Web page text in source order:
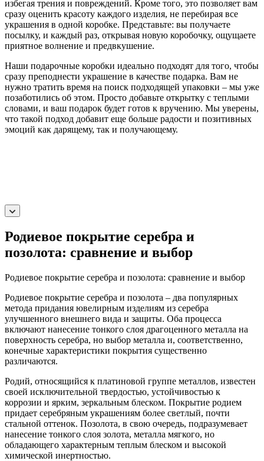
избегая трения и повреждений. Кроме того, это позволяет вам
сразу оценить красоту каждого изделия, не перебирая все
украшения в одной коробке. Представьте: вы получаете
посылку, и каждый раз, открывая новую коробочку, ощущаете
приятное волнение и предвкушение.
Наши подарочные коробки идеально подходят для того, чтобы
сразу преподнести украшение в качестве подарка. Вам не
нужно тратить время на поиск подходящей упаковки – мы уже
позаботились об этом. Просто добавьте открытку с теплыми
словами, и ваш подарок будет готов к вручению. Мы уверены,
что такой подход добавит еще больше радости и позитивных
эмоций как дарящему, так и получающему.
Родиевое покрытие серебра и
позолота: сравнение и выбор
Родиевое покрытие серебра и позолота: сравнение и выбор
Родиевое покрытие серебра и позолота – два популярных
метода придания ювелирным изделиям из серебра
улучшенного внешнего вида и защиты. Оба процесса
включают нанесение тонкого слоя драгоценного металла на
поверхность серебра, но выбор металла и, соответственно,
конечные характеристики покрытия существенно
различаются.
Родий, относящийся к платиновой группе металлов, известен
своей исключительной твердостью, устойчивостью к
коррозии и ярким, зеркальным блеском. Покрытие родием
придает серебряным украшениям более светлый, почти
стальной оттенок. Позолота, в свою очередь, подразумевает
нанесение тонкого слоя золота, металла мягкого, но
обладающего характерным теплым блеском и высокой
химической инертностью.